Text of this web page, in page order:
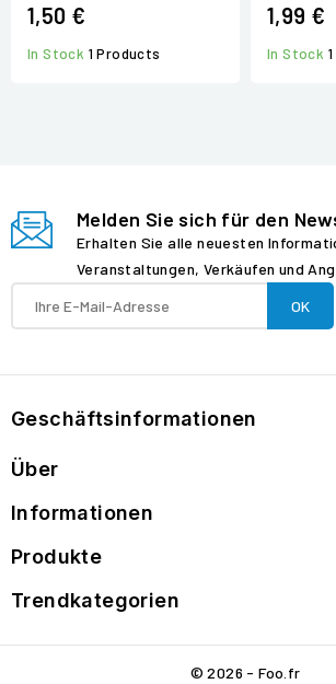
1,50 €
In Stock 1 Products
1,99 €
In Stock
Melden Sie sich für den
Erhalten Sie alle neuesten
Veranstaltungen, Verkäufen und
Geschäftsinformationen
Über
Informationen
Produkte
Trendkategorien
© 2026 - Foo.fr